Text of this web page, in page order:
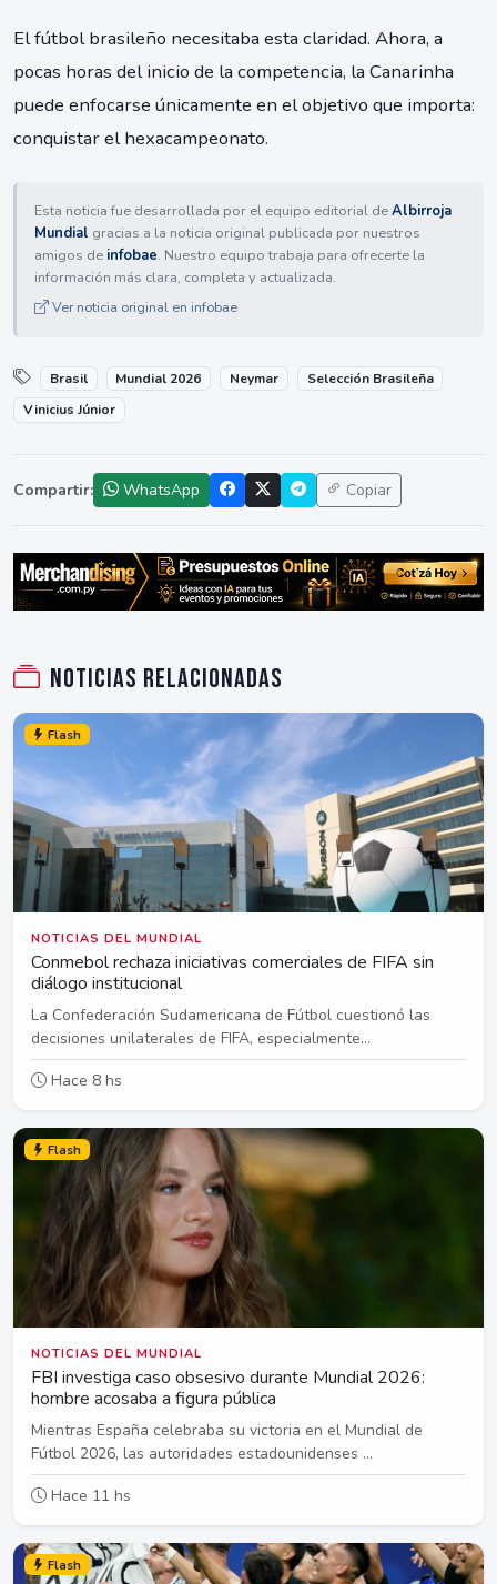
El fútbol brasileño necesitaba esta claridad. Ahora, a
pocas horas del inicio de la competencia, la Canarinha
puede enfocarse únicamente en el objetivo que importa:
conquistar el hexacampeonato.
Esta noticia fue desarrollada por el equipo editorial deAlbirroja
Mundial gracias a la noticia original publicada por nuestros
amigos de infobae. Nuestro equipo trabaja para ofrecerte la
información más clara, completa y actualizada.
Ver noticia original en infobae
Brasil Mundial 2026 Neymar
Selección Brasileña
Vinicius Júnior
Compartir: WhatsApp Copiar
Noticias relacionadas
Flash
NOTICIAS DEL MUNDIAL
Conmebol rechaza iniciativas comerciales de FIFA sin
diálogo institucional
La Confederación Sudamericana de Fútbol cuestionó las
decisiones unilaterales de FIFA, especialmente...
Hace 8 hs
Flash
NOTICIAS DEL MUNDIAL
FBI investiga caso obsesivo durante Mundial 2026:
hombre acosaba a figura pública
Mientras España celebraba su victoria en el Mundial de
Fútbol 2026, las autoridades estadounidenses ...
Hace 11 hs
Flash